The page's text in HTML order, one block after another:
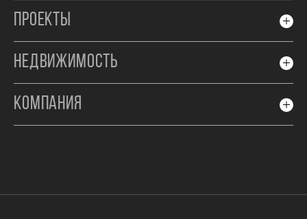
ПРОЕКТЫ
НЕДВИЖИМОСТЬ
КОМПАНИЯ